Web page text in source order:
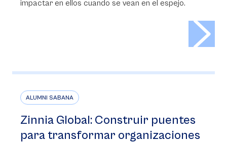
impactar en ellos cuando se vean en el espejo.
ALUMNI SABANA
Zinnia Global: Construir puentes
para transformar organizaciones